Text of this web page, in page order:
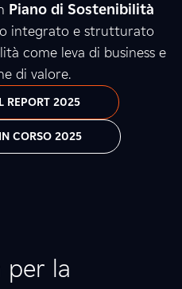
Piano di Sostenibilità
integrato e strutturato
come leva di business e
di valore.
REPORT 2025
CORSO 2025
per la